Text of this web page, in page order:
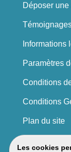
Les cookies
Déposer
Informations
Paramètres
Conditions
Conditions
Plan du site